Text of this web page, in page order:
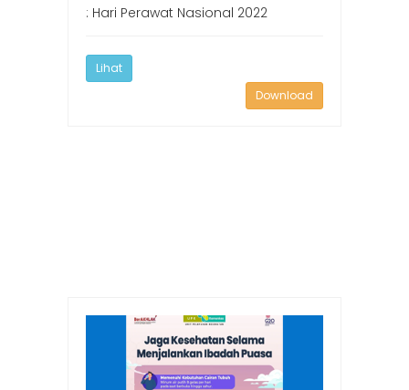
: Hari Perawat Nasional 2022
Lihat
Download